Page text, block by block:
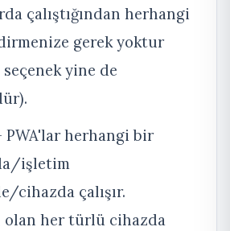
çalıştığından herhangi
gerek yoktur
yine de
PWA'lar herhangi bir
işletim
cihazda çalışır.
olan her türlü cihazda